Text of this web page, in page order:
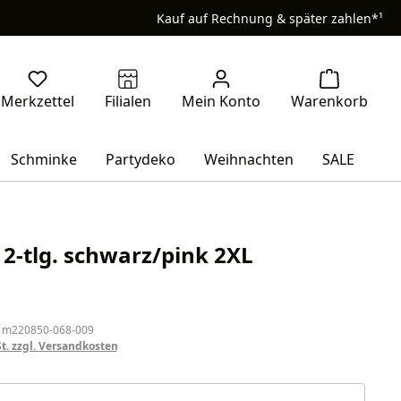
Kauf auf Rechnung & später zahlen*¹
Schminke Partydeko Weihnachten SALE
tlg. schwarz/pink 2XL
068-009
zzgl. Versandkosten